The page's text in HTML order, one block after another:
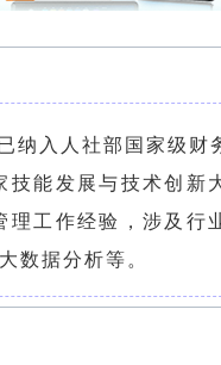
纳入人社部国家级财
技能发展与技术创新
工作经验，涉及行
数据分析等。